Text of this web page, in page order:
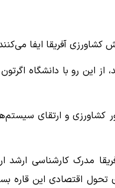
آفریقا ایفا
این رو با دانشگاه
کشاورزی و ارتقای
مدرک کارشناسی ارشد
تحول اقتصادی این قاره